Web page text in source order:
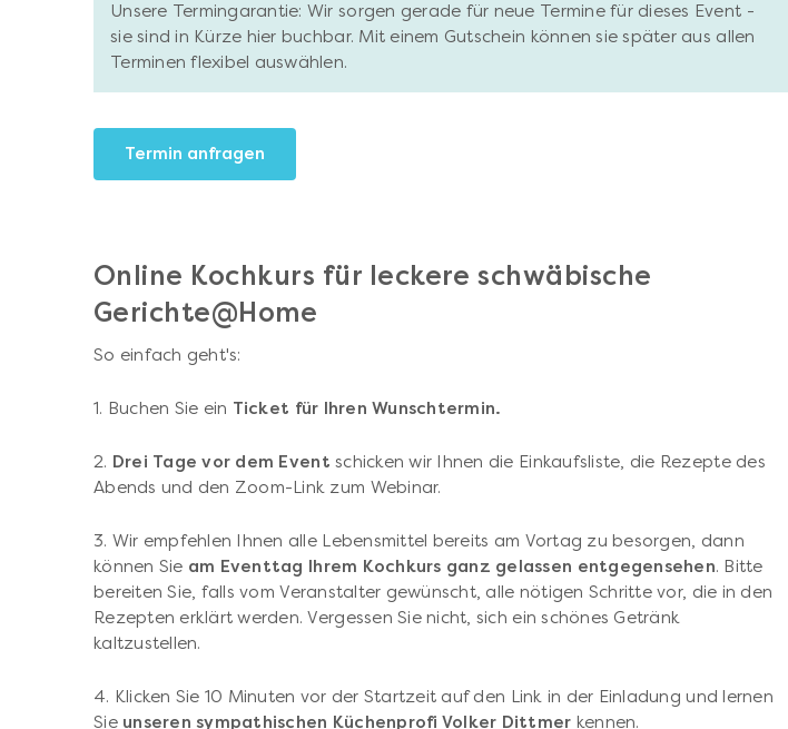
Unsere Termingarantie: Wir sorgen gerade für neue Termine für dieses Event -
sie sind in Kürze hier buchbar. Mit einem Gutschein können sie später aus allen
Terminen flexibel auswählen.
Termin anfragen
Online Kochkurs für leckere schwäbische
Gerichte@Home
So einfach geht's:
1. Buchen Sie ein Ticket für Ihren Wunschtermin.
2. Drei Tage vor dem Event schicken wir Ihnen die Einkaufsliste, die Rezepte des
Abends und den Zoom-Link zum Webinar.
3. Wir empfehlen Ihnen alle Lebensmittel bereits am Vortag zu besorgen, dann
können Sie am Eventtag Ihrem Kochkurs ganz gelassen entgegensehen. Bitte
bereiten Sie, falls vom Veranstalter gewünscht, alle nötigen Schritte vor, die in den
Rezepten erklärt werden. Vergessen Sie nicht, sich ein schönes Getränk
kaltzustellen.
4. Klicken Sie 10 Minuten vor der Startzeit auf den Link in der Einladung und lernen
Sie unseren sympathischen Küchenprofi Volker Dittmer kennen.